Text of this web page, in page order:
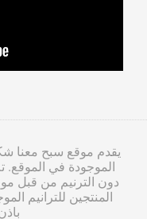
يقدم موقع سبح معنا
الموجودة في الموقع.
دون الترنيم من قبل
المنتجين للترانيم